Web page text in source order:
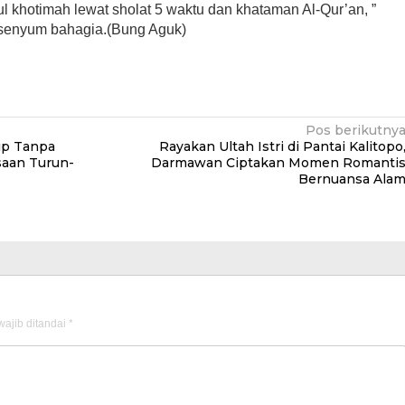
lewat sholat 5 waktu dan khataman Al-Qur’an, ”
bahagia.(Bung Aguk)
Tanpa
Turun-
Pos berikutnya
Rayakan Ultah Istri di Pantai Kalitopo,
Darmawan Ciptakan Momen Romantis
Bernuansa Alam
ditandai *